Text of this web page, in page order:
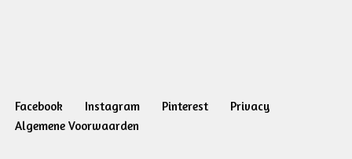
Facebook Instagram Pinterest
Privacy
Algemene Voorwaarden